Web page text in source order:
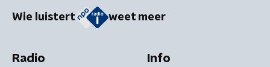
Wie luistert weet meer
Radio Info